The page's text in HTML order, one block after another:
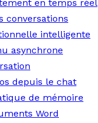
en temps réel
conversations
intelligente
asynchrone
depuis le chat
de mémoire
Word